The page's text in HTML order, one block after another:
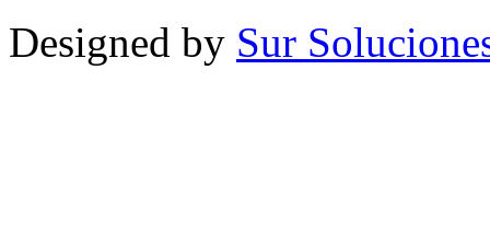
Designed by Sur